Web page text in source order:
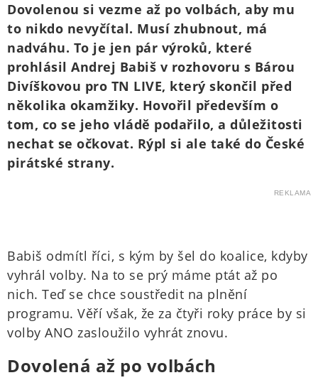
Dovolenou si vezme až po volbách, aby mu
to nikdo nevyčítal. Musí zhubnout, má
nadváhu. To je jen pár výroků, které
prohlásil Andrej Babiš v rozhovoru s Bárou
Divíškovou pro TN LIVE, který skončil před
několika okamžiky. Hovořil především o
tom, co se jeho vládě podařilo, a důležitosti
nechat se očkovat. Rýpl si ale také do České
pirátské strany.
REKLAMA
Babiš odmítl říci, s kým by šel do koalice, kdyby
vyhrál volby. Na to se prý máme ptát až po
nich. Teď se chce soustředit na plnění
programu. Věří však, že za čtyři roky práce by si
volby ANO zasloužilo vyhrát znovu.
Dovolená až po volbách